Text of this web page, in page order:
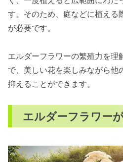
す。そのため、庭などに植える
が必要です。
エルダーフラワーの繁殖力を理
で、美しい花を楽しみながら他
抑えることができます。
エルダーフラワー